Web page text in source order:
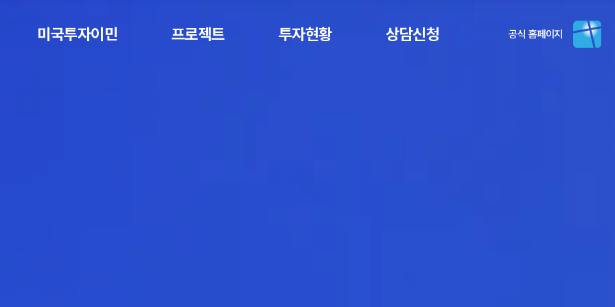
미국투자이민 프로젝트 투자현황 상담신청 공식 홈페이지